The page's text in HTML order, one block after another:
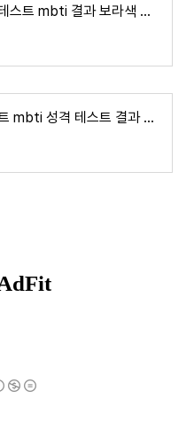
사랑의 안개꽃 테스트 mbti 결과 보라색 링크
쪽지 연애 테스트 mbti 성격 테스트 결과 보라 사이트 링크